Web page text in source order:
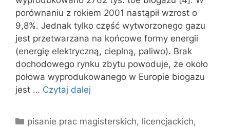
porównaniu z rokiem 2001 nastąpił wzrost o
9,8%. Jednak tylko część wytworzonego gazu
jest przetwarzana na końcowe formy energii
(energię elektryczną, cieplną, paliwo). Brak
dochodowego rynku zbytu powoduje, że około
połowa wyprodukowanego w Europie biogazu
jest … Czytaj dalej
Kategorie
pisanie prac magisterskich, licencjackich,